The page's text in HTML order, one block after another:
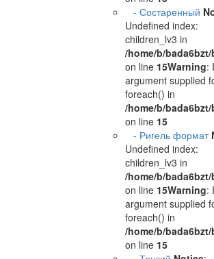
- Состаренный
Undefined index:
children_lv3 in
/home/b/
on line 15Warning:
argument supplied
foreach() in
/home/b/
on line 15
- Ригель формат
Undefined index:
children_lv3 in
/home/b/
on line 15Warning:
argument supplied
foreach() in
/home/b/
on line 15